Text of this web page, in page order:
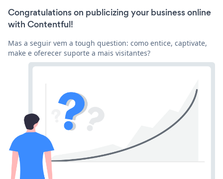
Congratulations on publicizing your business online
with Contentful!
Mas a seguir vem a tough question: como entice, captivate,
make e oferecer suporte a mais visitantes?